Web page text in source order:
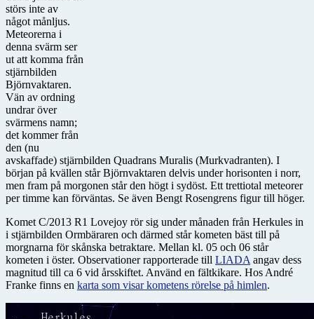
störs inte av
något månljus.
Meteorerna i
denna svärm ser
ut att komma från
stjärnbilden
Björnvaktaren.
Vän av ordning
undrar över
svärmens namn;
det kommer från
den (nu
avskaffade) stjärnbilden Quadrans Muralis (Murkvadranten). I
början på kvällen står Björnvaktaren delvis under horisonten i norr,
men fram på morgonen står den högt i sydöst. Ett trettiotal meteorer
per timme kan förväntas. Se även Bengt Rosengrens figur till höger.
Komet C/2013 R1 Lovejoy rör sig under månaden från Herkules in
i stjärnbilden Ormbäraren och därmed står kometen bäst till på
morgnarna för skånska betraktare. Mellan kl. 05 och 06 står
kometen i öster. Observationer rapporterade till LIADA angav dess
magnitud till ca 6 vid årsskiftet. Använd en fältkikare. Hos André
Franke finns en karta som visar kometens rörelse på himlen.